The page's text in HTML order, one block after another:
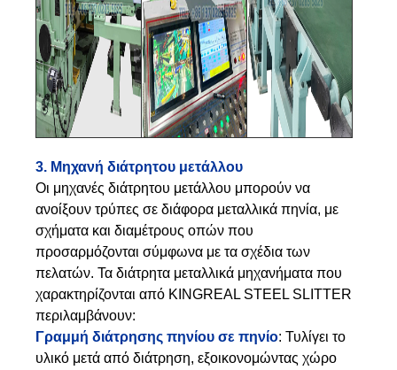
3. Μηχανή διάτρητου μετάλλου
Οι μηχανές διάτρητου μετάλλου μπορούν να
ανοίξουν τρύπες σε διάφορα μεταλλικά πηνία, με
σχήματα και διαμέτρους οπών που
προσαρμόζονται σύμφωνα με τα σχέδια των
πελατών. Τα διάτρητα μεταλλικά μηχανήματα που
χαρακτηρίζονται από KINGREAL STEEL SLITTER
περιλαμβάνουν:
Γραμμή διάτρησης πηνίου σε πηνίο: Τυλίγει το
υλικό μετά από διάτρηση, εξοικονομώντας χώρο